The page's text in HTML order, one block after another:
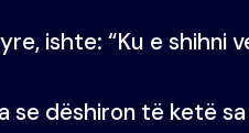
ishte: “Ku e shihni
se dëshiron të ketë